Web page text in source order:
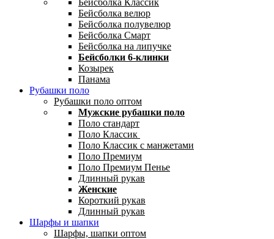
Бейсболка велюр
Бейсболка полувелюр
Бейсболка Смарт
Бейсболка на липучке
Бейсболки 6-клинки
Козырек
Панама
Рубашки поло
Рубашки поло оптом
Мужские рубашки поло
Поло стандарт
Поло Классик
Поло Классик с манжетами
Поло Премиум
Поло Премиум Пенье
Длинный рукав
Женские
Короткий рукав
Длинный рукав
Шарфы и шапки
Шарфы, шапки оптом